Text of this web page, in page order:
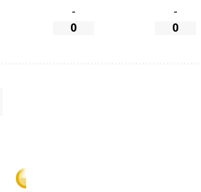
-
0
-
0